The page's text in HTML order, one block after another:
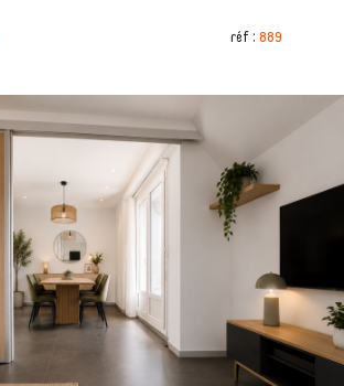
réf : 889